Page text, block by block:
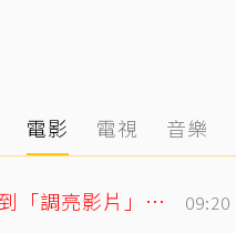
電影 電視 音樂
黃寅燁、惠利確認愛意深情熱吻！網友震驚到「調亮影片」細看舌吻過程 09:20